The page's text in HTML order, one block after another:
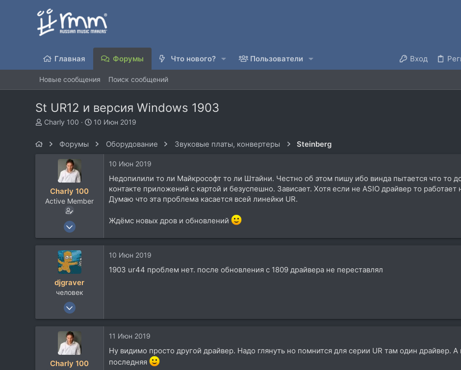
Главная Форумы Что нового? Пользователи Вход
Новые сообщения Поиск сообщений
St UR12 и версия Windows 1903
А
Charly 100
Д
т
10 Июн 2019
Форумы Оборудование Звуковые платы, конвертеры Steinberg
Charly 100
Active Member
11 Июл 2009
10 Июн 2019
Недопилили то ли Майкрософт то ли Штайни. Честно об этом пишу ибо винда пытается что то
контакте приложений с картой и безуспешно. Зависает. Хотя если не ASIO драйвер то работает
Думаю что эта проблема касается всей линейки UR.
Ждёмс новых дров и обновлений
djgraver
человек
21 Июл 2008
10 Июн 2019
1903 ur44 проблем нет. после обновления c 1809 драйвера не переставлял
Charly 100
11 Июн 2019
Ну видимо просто другой драйвер. Надо глянуть но помнится для серии UR там один драйвер.
последняя